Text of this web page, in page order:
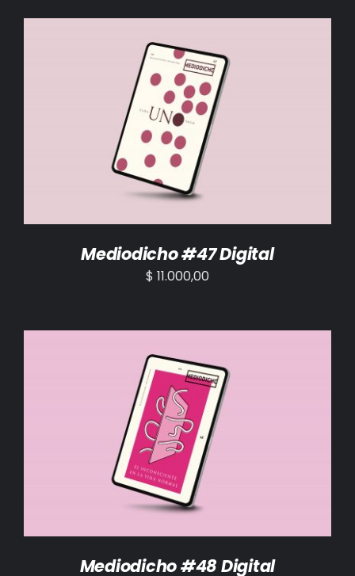
AÑADIR AL CARRITO /
Mediodicho #47 Digital
$ 11.000,00
AÑADIR AL CARRITO /
Mediodicho #48 Digital